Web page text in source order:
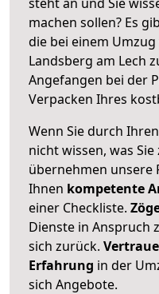
machen sollen? Es
die bei einem
Landsberg am Lech
Angefangen bei der
Verpacken Ihres
Wenn Sie durch
nicht wissen, was
übernehmen unsere
Ihnen kompetente
einer Checkliste.
Dienste in Anspruch
sich zurück.
Erfahrung in der
sich Angebote.